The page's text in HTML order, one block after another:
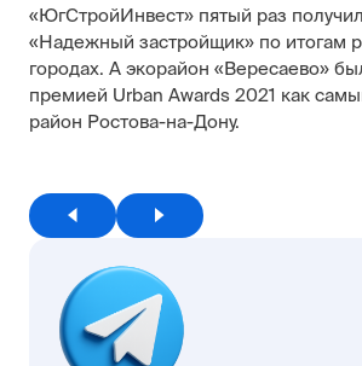
«ЮгСтройИнвест» пятый раз
«Надежный застройщик» по итогам
городах. А экорайон «Вересаево»
премией Urban Awards 2021 как
район Ростова-на-Дону.